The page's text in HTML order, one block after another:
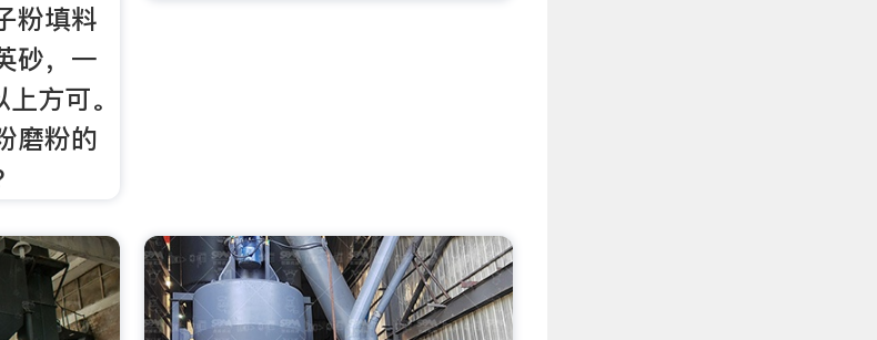
粉填料
砂，一
方可。
磨粉的